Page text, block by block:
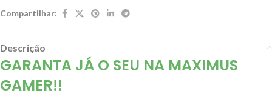
Compartilhar:
Descrição
GARANTA JÁ O SEU NA MAXIMUS
GAMER!!